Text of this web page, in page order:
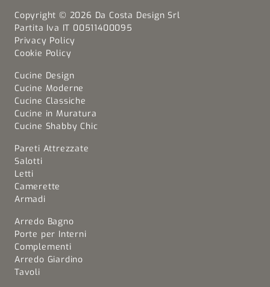
Copyright © 2026 Da Costa Design Srl
Partita Iva IT 00511400095
Privacy Policy
Cookie Policy
Cucine Design
Cucine Moderne
Cucine Classiche
Cucine in Muratura
Cucine Shabby Chic
Pareti Attrezzate
Salotti
Letti
Camerette
Armadi
Arredo Bagno
Porte per Interni
Complementi
Arredo Giardino
Tavoli